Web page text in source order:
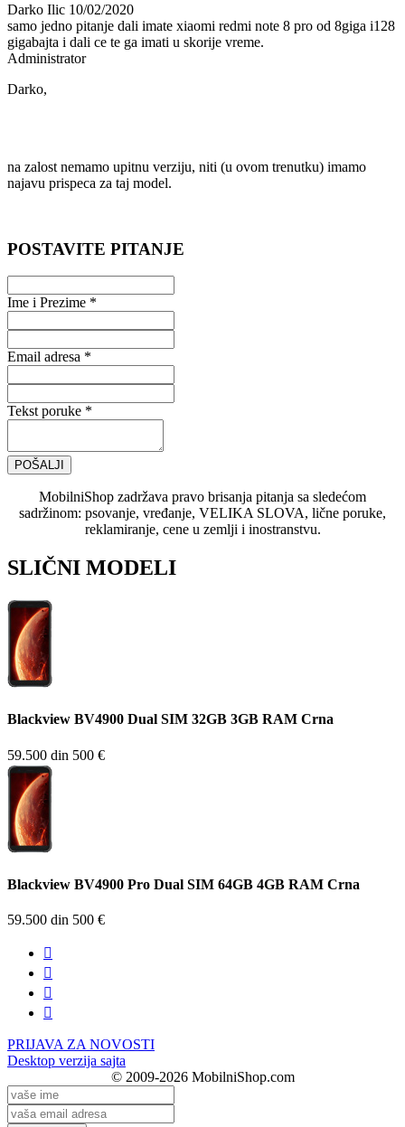
Darko Ilic 10/02/2020
samo jedno pitanje dali imate xiaomi redmi note 8 pro od 8giga i128
gigabajta i dali ce te ga imati u skorije vreme.
Administrator
Darko,
na zalost nemamo upitnu verziju, niti (u ovom trenutku) imamo
najavu prispeca za taj model.
POSTAVITE PITANJE
Ime i Prezime *
Email adresa *
Tekst poruke *
POŠALJI
MobilniShop zadržava pravo brisanja pitanja sa sledećom
sadržinom: psovanje, vređanje, VELIKA SLOVA, lične poruke,
reklamiranje, cene u zemlji i inostranstvu.
SLIČNI MODELI
Blackview BV4900 Dual SIM 32GB 3GB RAM Crna
59.500 din 500 €
Blackview BV4900 Pro Dual SIM 64GB 4GB RAM Crna
59.500 din 500 €




PRIJAVA ZA NOVOSTI
Desktop verzija sajta
© 2009-2026 MobilniShop.com